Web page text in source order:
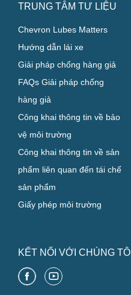
TRUNG TÂM TƯ LIỆU
Chevron Lubes Matters
Hướng dẫn lái xe
Giải pháp chống hàng giả
FAQs Giải pháp chống
hàng giả
Công khai thông tin về bảo
vệ môi trường
Công khai thông tin về sản
phẩm liên quan đến tái chế
sản phẩm
Giấy phép môi trường
KẾT NỐI VỚI CHÚNG TÔI